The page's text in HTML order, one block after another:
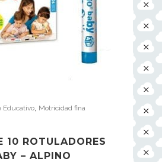
, Motricidad fina
10 ROTULADORES
– ALPINO